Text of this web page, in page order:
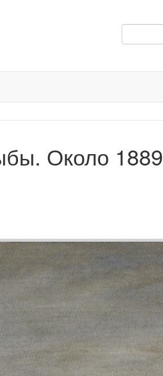
Около 1889